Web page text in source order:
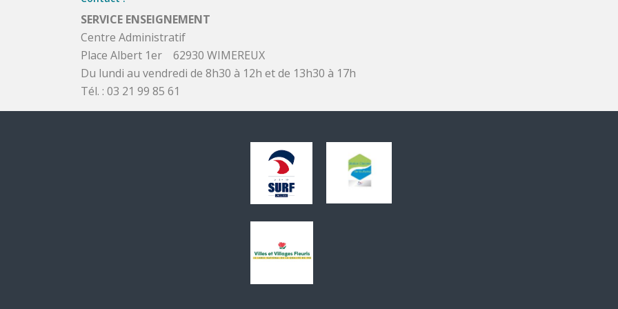
SERVICE ENSEIGNEMENT
Centre Administratif
Place Albert 1er 62930 WIMEREUX
Du lundi au vendredi de 8h30 à 12h et de 13h30 à 17h
Tél. : 03 21 99 85 61